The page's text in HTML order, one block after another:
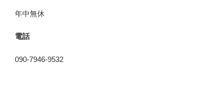
年中無休
電話
090-7946-9532